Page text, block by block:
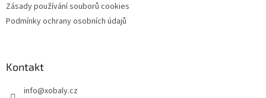
Zásady používání souborů cookies
Podmínky ochrany osobních údajů
Kontakt
info@xobaly.cz